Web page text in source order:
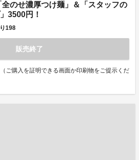
全のせ濃厚つけ麺」＆「スタッフの
3500円！
198
販売終了
ご購入を証明できる画面か印刷物をご提示くだ